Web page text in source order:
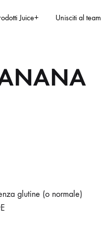
Juice+ Unisciti al team
glutine (o normale)